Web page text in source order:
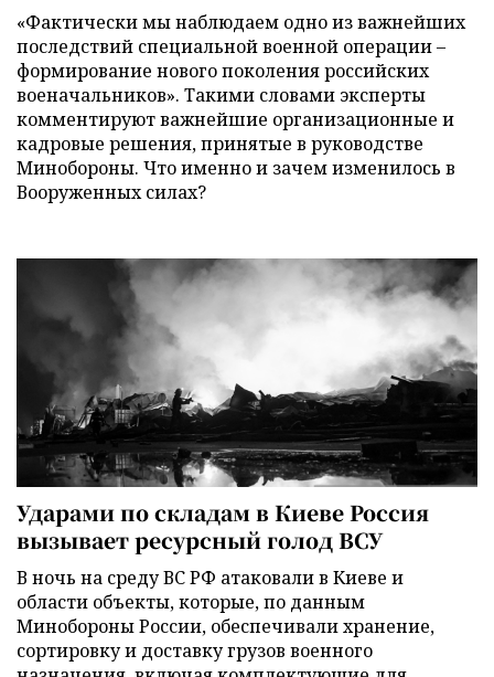
«Фактически мы наблюдаем одно из важнейших
последствий специальной военной операции –
формирование нового поколения российских
военачальников». Такими словами эксперты
комментируют важнейшие организационные и
кадровые решения, принятые в руководстве
Минобороны. Что именно и зачем изменилось в
Вооруженных силах?
Ударами по складам в Киеве Россия
вызывает ресурсный голод ВСУ
В ночь на среду ВС РФ атаковали в Киеве и
области объекты, которые, по данным
Минобороны России, обеспечивали хранение,
сортировку и доставку грузов военного